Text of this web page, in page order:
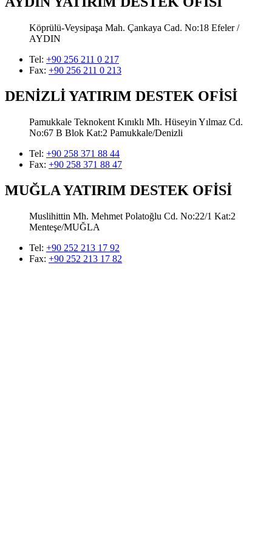
Köprülü-Veysipaşa Mah. Çankaya Cad. No:18 Efeler /
AYDIN
Tel: +90 256 211 0 217
Fax: +90 256 211 0 213
DENİZLİ YATIRIM DESTEK OFİSİ
Pamukkale Teknokent Kınıklı Mh. Hüseyin Yılmaz Cd.
No:67 B Blok Kat:2 Pamukkale/Denizli
Tel: +90 258 371 88 44
Fax: +90 258 371 88 47
MUĞLA YATIRIM DESTEK OFİSİ
Muslihittin Mh. Mehmet Polatoğlu Cd. No:22/1 Kat:2
Menteşe/MUĞLA
Tel: +90 252 213 17 92
Fax: +90 252 213 17 82